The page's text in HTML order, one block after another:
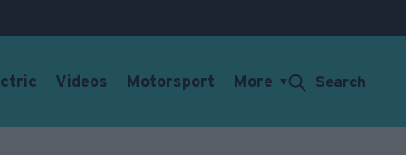
Videos Motorsport More Search